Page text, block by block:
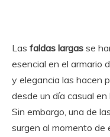
Las faldas largas se
esencial en el armario
y elegancia las hacen
desde un día casual
Sin embargo, una de
surgen al momento de